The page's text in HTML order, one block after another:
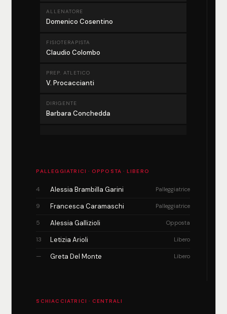
ALLENATORE
Domenico Cosentino
FISIOTERAPISTA
Claudio Colombo
PREP. ATLETICO
V. Procaccianti
DIRIGENTE
Barbara Conchedda
PALLEGGIATRICI · OPPOSTA · LIBERO
4 Alessia Brambilla Garini Palleggiatrice
9 Francesca Caramaschi Palleggiatrice
5 Alessia Gallizioli Opposta
13 Letizia Arioli Libero
— Greta Del Monte Libero
SCHIACCIATRICI · CENTRALI